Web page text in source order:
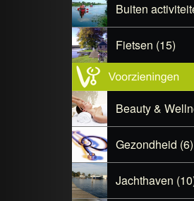
Buiten
Fietsen (15)
Beauty &
Gezondheid (6)
Jachthaven